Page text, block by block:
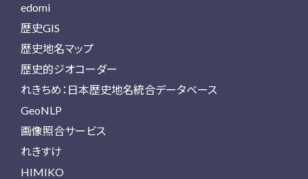
edomi
歴史GIS
歴史地名マップ
歴史的ジオコーダー
れきちめ：日本歴史地名統合データベース
GeoNLP
画像照合サービス
れきすけ
HIMIKO